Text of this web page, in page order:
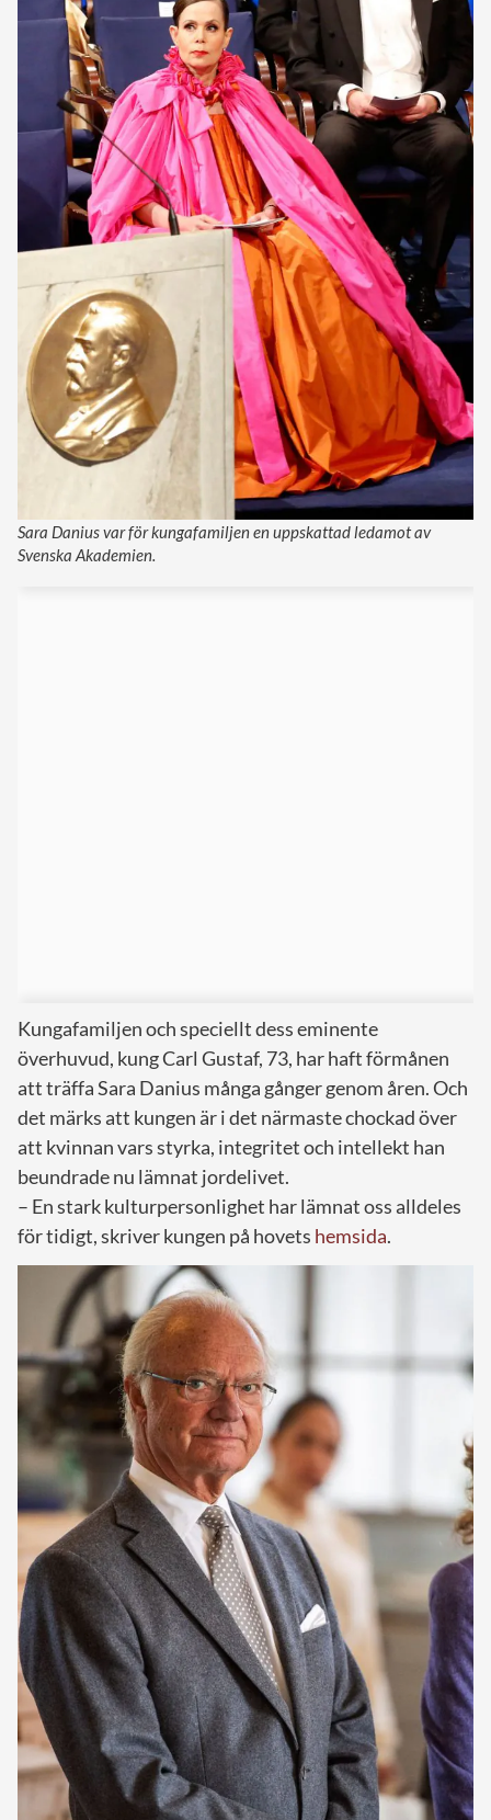
Sara Danius var för kungafamiljen en uppskattad ledamot av
Svenska Akademien.
Kungafamiljen och speciellt dess eminente
överhuvud, kung Carl Gustaf, 73, har haft förmånen
att träffa Sara Danius många gånger genom åren. Och
det märks att kungen är i det närmaste chockad över
att kvinnan vars styrka, integritet och intellekt han
beundrade nu lämnat jordelivet.
– En stark kulturpersonlighet har lämnat oss alldeles
för tidigt, skriver kungen på hovets hemsida.